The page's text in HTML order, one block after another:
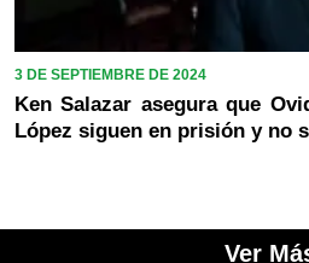
3 DE SEPTIEMBRE DE 2024
Ken Salazar asegura que
López siguen en prisión y no
Ver